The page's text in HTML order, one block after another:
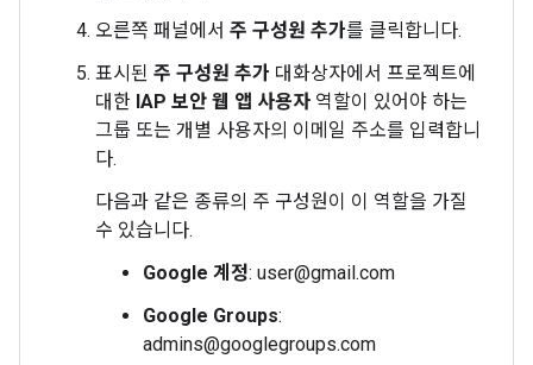
오른쪽 패널에서 주 구성원 추가를 클릭합니다.
표시된 주 구성원 추가 대화상자에서 프로젝트에
대한 IAP 보안 웹 앱 사용자 역할이 있어야 하는
그룹 또는 개별 사용자의 이메일 주소를 입력합니
다.
다음과 같은 종류의 주 구성원이 이 역할을 가질
수 있습니다.
Google 계정: user@gmail.com
Google Groups:
admins@googlegroups.com